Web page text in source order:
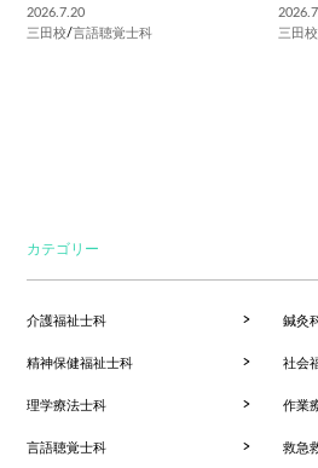
2026.7.20
三田校/言語聴覚士科
三田校
カテゴリー
介護福祉士科 鍼灸
精神保健福祉士科 社会
理学療法士科 作業
言語聴覚士科 救急